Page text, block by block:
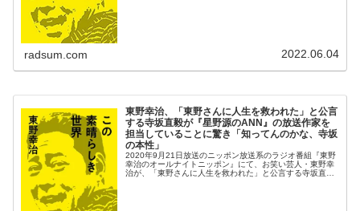
radsum.com 2022.06.04
東野幸治、「東野さんに人生を救われた」と公言
する寺坂直毅が『星野源のANN』の放送作家を
担当していることに驚き「知ってんのかな、寺坂
の本性」
2020年9月21日放送のニッポン放送系のラジオ番組『東野
幸治のオールナイトニッポン』にて、お笑い芸人・東野幸
治が、「東野さんに人生を救われた」と公言する寺坂直毅